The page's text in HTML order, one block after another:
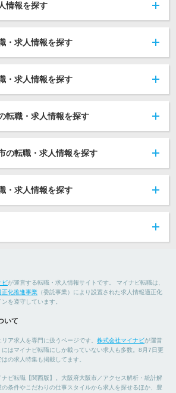
情報を探す
・求人情報を探す
・求人情報を探す
転職・求人情報を探す
の転職・求人情報を探す
・求人情報を探す
ビが運営する転職・求人情報サイトです。 マイナビ転職は、
正化推進事業 （委託事業）により設置された求人情報適正化
を遵守しています。
いて
ア求人を専門に扱うページです。 株式会社マイナビが運営
はマイナビ転職にしか載っていない求人も多数。8月7日更
の求人特集も掲載してます。
ビ転職【関西版】。大阪府大阪市／アクセス解析・統計解
条件やこだわりの仕事スタイルから求人を探せるほか、豊